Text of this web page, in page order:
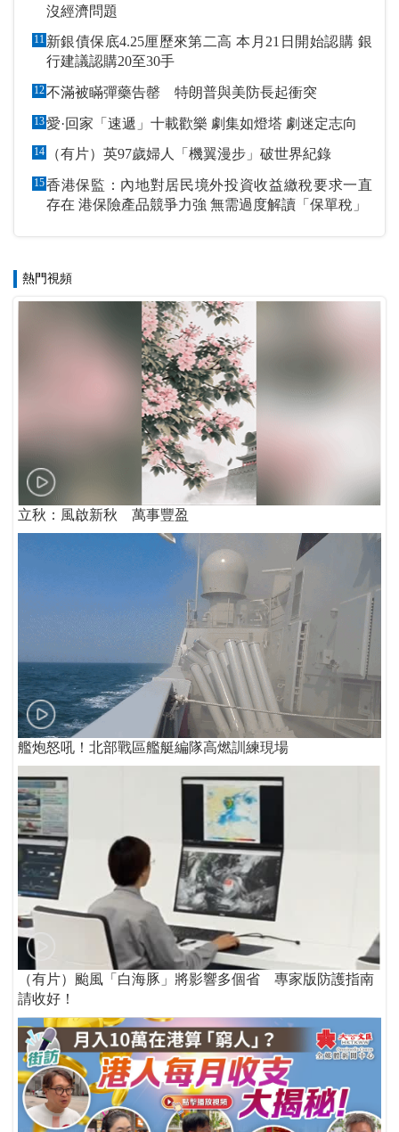
沒經濟問題
11 新銀債保底4.25厘歷來第二高 本月21日開始認購 銀
行建議認購20至30手
12不滿被瞞彈藥告罄 特朗普與美防長起衝突
13 愛·回家「速遞」十載歡樂 劇集如燈塔 劇迷定志向
14 （有片）英97歲婦人「機翼漫步」破世界紀錄
15香港保監：內地對居民境外投資收益繳稅要求一直
存在 港保險產品競爭力強 無需過度解讀「保單稅」
熱門視頻
立秋：風啟新秋 萬事豐盈
艦炮怒吼！北部戰區艦艇編隊高燃訓練現場
（有片）颱風「白海豚」將影響多個省 專家版防護指南
請收好！